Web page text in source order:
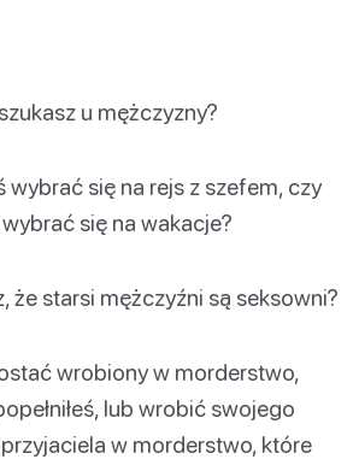
u mężczyzny?
wybrać się na rejs z szefem, czy
się na wakacje?
że starsi mężczyźni są seksowni?
wrobiony w morderstwo,
lub wrobić swojego
w morderstwo, które